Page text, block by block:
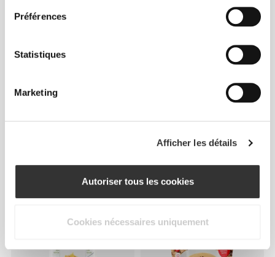
Préférences
Statistiques
Marketing
Afficher les détails
Autoriser tous les cookies
Cookies nécessaires uniquement
Avoine Instantanée Sans